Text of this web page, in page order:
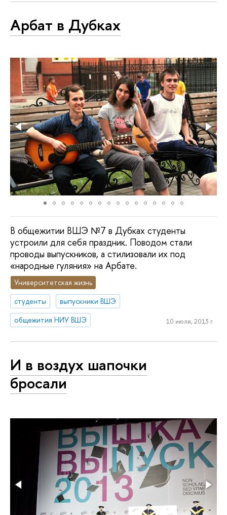
Арбат в Дубках
В общежитии ВШЭ №7 в Дубках студенты
устроили для себя праздник. Поводом стали
проводы выпускников, а стилизовали их под
«народные гуляния» на Арбате.
Университетская жизнь
студенты
выпускники ВШЭ
общежития НИУ ВШЭ
10 июля, 2013 г.
И в воздух шапочки
бросали